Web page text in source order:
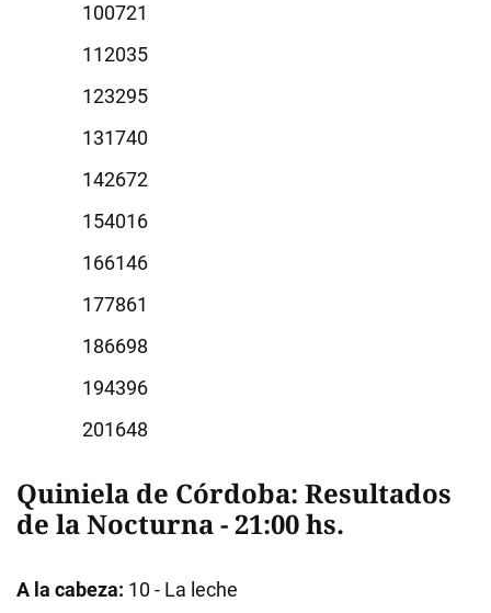
0721
2035
3295
1740
2672
4016
6146
7861
6698
4396
1648
Quiniela de Córdoba: Resultados
de la Nocturna - 21:00 hs.
A la cabeza: 10 - La leche